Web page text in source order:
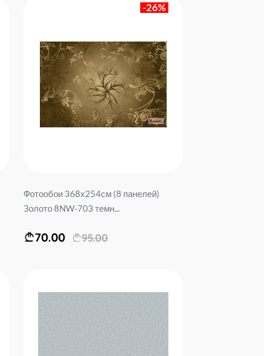
-26%
Фотообои 368х254см (8 панелей)
Золото 8NW-703 темн...
70.00 95.00